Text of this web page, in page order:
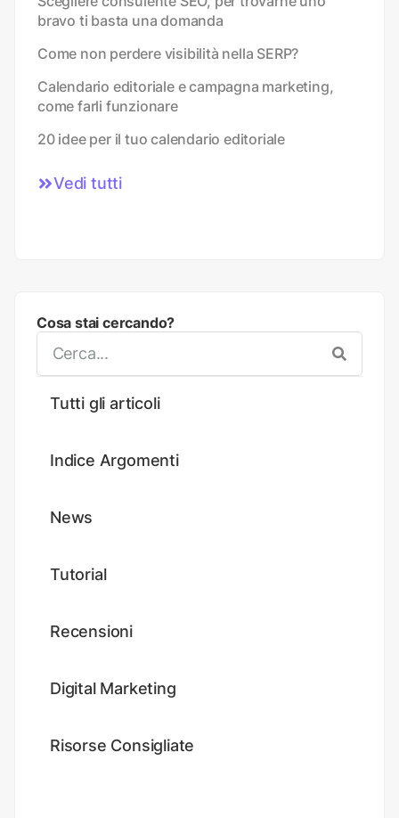
bravo ti basta una domanda
Come non perdere visibilità nella SERP?
Calendario editoriale e campagna marketing,
come farli funzionare
20 idee per il tuo calendario editoriale
Vedi tutti
Cosa stai cercando?
Tutti gli articoli
Indice Argomenti
News
Tutorial
Recensioni
Digital Marketing
Risorse Consigliate